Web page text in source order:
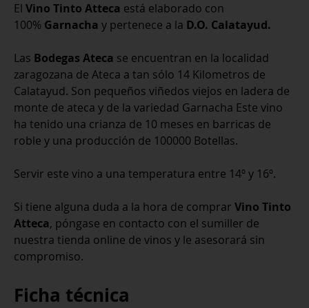
El Vino Tinto Atteca está elaborado con
100% Garnacha y pertenece a la D.O. Calatayud.
Las Bodegas Ateca se encuentran en la localidad
zaragozana de Ateca a tan sólo 14 Kilometros de
Calatayud. Son pequeños viñedos viejos en ladera de
monte de ateca y de la variedad Garnacha Este vino
ha tenido una crianza de 10 meses en barricas de
roble y una producción de 100000 Botellas.
Servir este vino a una temperatura entre 14º y 16º.
Si tiene alguna duda a la hora de comprar Vino Tinto
Atteca, póngase en contacto con el sumiller de
nuestra tienda online de vinos y le asesorará sin
compromiso.
Ficha técnica